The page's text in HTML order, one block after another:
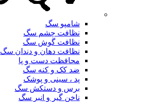
شامپو سگ
نظافت چشم سگ
نظافت گوش سگ
نظافت دهان و دندان سگ
محافظت دست و پا
ضد کک و کنه سگ
پد ، سینی و پوشک
برس و دستکش سگ
ناخن گیر و انبر سگ